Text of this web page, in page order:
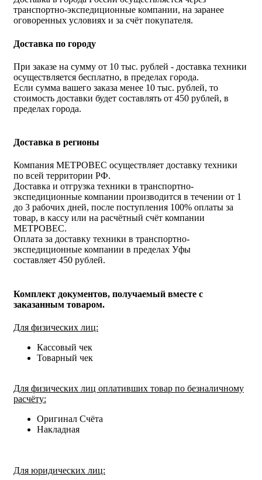
транспортно-экспедиционные компании, на заранее
оговоренных условиях и за счёт покупателя.
Доставка по городу
При заказе на сумму от 10 тыс. рублей - доставка техники
осуществляется бесплатно, в пределах города.
Если сумма вашего заказа менее 10 тыс. рублей, то
стоимость доставки будет составлять от 450 рублей, в
пределах города.
Доставка в регионы
Компания МЕТРОВЕС осуществляет доставку техники
по всей территории РФ.
Доставка и отгрузка техники в транспортно-
экспедиционные компании производится в течении от 1
до 3 рабочих дней, после поступления 100% оплаты за
товар, в кассу или на расчётный счёт компании
МЕТРОВЕС.
Оплата за доставку техники в транспортно-
экспедиционные компании в пределах Уфы
составляет 450 рублей.
Комплект документов, получаемый вместе с
заказанным товаром.
Для физических лиц:
Кассовый чек
Товарный чек
Для физических лиц оплативших товар по безналичному
расчёту:
Оригинал Счёта
Накладная
Для юридических лиц: